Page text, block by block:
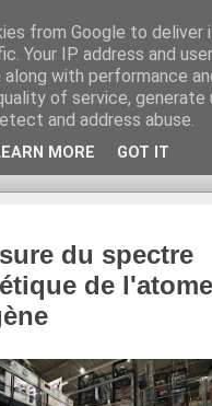
là haut
Astroparticules,
indéfiniment. ISSN 2272-
du spectre
de l'atome
from Google to deliver
Your IP address and
along with performance
of service, generate
and address abuse.
MORE GOT IT